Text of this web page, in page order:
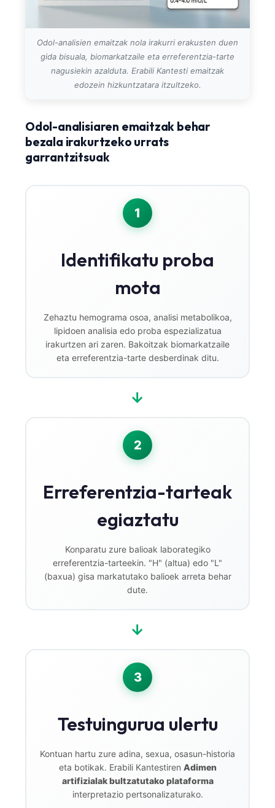
Odol-analisien emaitzak nola irakurri erakusten duen
gida bisuala, biomarkatzaile eta erreferentzia-tarte
nagusiekin azalduta. Erabili Kantesti emaitzak
edozein hizkuntzatara itzultzeko.
Odol-analisiaren emaitzak behar
bezala irakurtzeko urrats
garrantzitsuak
1
Identifikatu proba
mota
Zehaztu hemograma osoa, analisi metabolikoa,
lipidoen analisia edo proba espezializatua
irakurtzen ari zaren. Bakoitzak biomarkatzaile
eta erreferentzia-tarte desberdinak ditu.
→
2
Erreferentzia-tarteak
egiaztatu
Konparatu zure balioak laborategiko
erreferentzia-tarteekin. "H" (altua) edo "L"
(baxua) gisa markatutako balioek arreta behar
dute.
→
3
Testuingurua ulertu
Kontuan hartu zure adina, sexua, osasun-historia
eta botikak. Erabili Kantestiren Adimen
artifizialak bultzatutako plataforma
interpretazio pertsonalizaturako.